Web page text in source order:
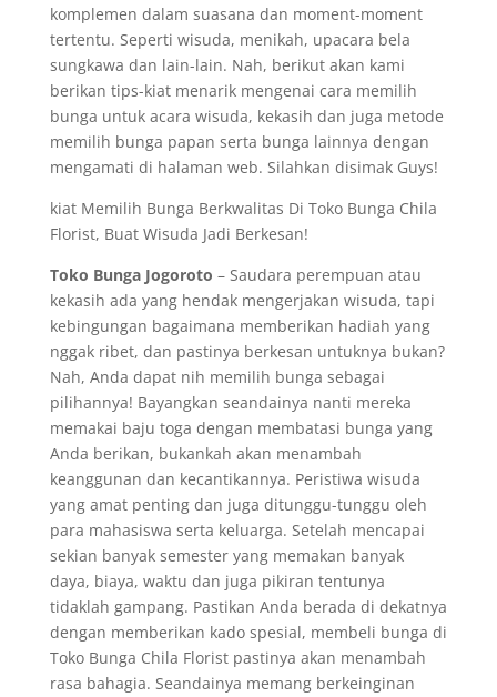
komplemen dalam suasana dan moment-moment
tertentu. Seperti wisuda, menikah, upacara bela
sungkawa dan lain-lain. Nah, berikut akan kami
berikan tips-kiat menarik mengenai cara memilih
bunga untuk acara wisuda, kekasih dan juga metode
memilih bunga papan serta bunga lainnya dengan
mengamati di halaman web. Silahkan disimak Guys!
kiat Memilih Bunga Berkwalitas Di Toko Bunga Chila
Florist, Buat Wisuda Jadi Berkesan!
Toko Bunga Jogoroto – Saudara perempuan atau
kekasih ada yang hendak mengerjakan wisuda, tapi
kebingungan bagaimana memberikan hadiah yang
nggak ribet, dan pastinya berkesan untuknya bukan?
Nah, Anda dapat nih memilih bunga sebagai
pilihannya! Bayangkan seandainya nanti mereka
memakai baju toga dengan membatasi bunga yang
Anda berikan, bukankah akan menambah
keanggunan dan kecantikannya. Peristiwa wisuda
yang amat penting dan juga ditunggu-tunggu oleh
para mahasiswa serta keluarga. Setelah mencapai
sekian banyak semester yang memakan banyak
daya, biaya, waktu dan juga pikiran tentunya
tidaklah gampang. Pastikan Anda berada di dekatnya
dengan memberikan kado spesial, membeli bunga di
Toko Bunga Chila Florist pastinya akan menambah
rasa bahagia. Seandainya memang berkeinginan